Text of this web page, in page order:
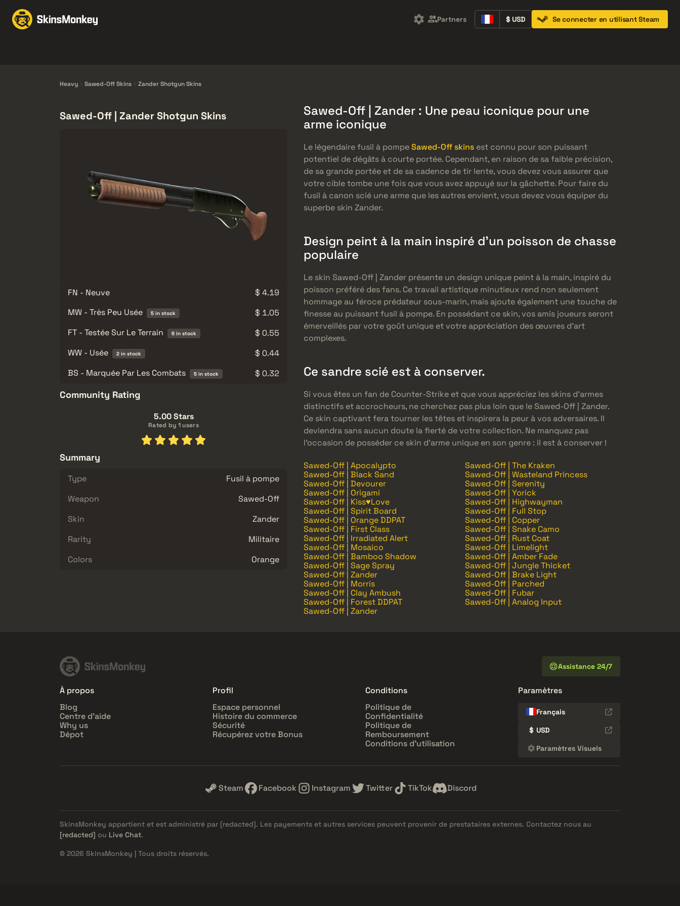
Partners $ USD Se connecter en utilisant Steam
Heavy Sawed-Off Skins Zander Shotgun Skins
Sawed-Off | Zander Shotgun Skins
FN - Neuve
$ 4.19
MW - Très Peu Usée
5 in stock
$ 1.05
FT - Testée Sur Le Terrain
6 in stock
$ 0.55
WW - Usée
2 in stock
$ 0.44
BS - Marquée Par Les Combats
5 in stock $ 0.32
Community Rating
5.00 Stars
Rated by 1 users
Summary
Type
Fusil à pompe
Weapon
Sawed-Off
Skin
Zander
Rarity
Militaire
Colors
Orange
Sawed-Off | Zander : Une peau iconique pour une
arme iconique
Le légendaire fusil à pompeSawed-Off skins est connu pour son puissant
potentiel de dégâts à courte portée. Cependant, en raison de sa faible précision,
de sa grande portée et de sa cadence de tir lente, vous devez vous assurer que
votre cible tombe une fois que vous avez appuyé sur la gâchette. Pour faire du
fusil à canon scié une arme que les autres envient, vous devez vous équiper du
superbe skin Zander.
Design peint à la main inspiré d’un poisson de chasse
populaire
Le skin Sawed-Off | Zander présente un design unique peint à la main, inspiré du
poisson préféré des fans. Ce travail artistique minutieux rend non seulement
hommage au féroce prédateur sous-marin, mais ajoute également une touche de
finesse au puissant fusil à pompe. En possédant ce skin, vos amis joueurs seront
émerveillés par votre goût unique et votre appréciation des œuvres d’art
complexes.
Ce sandre scié est à conserver.
Si vous êtes un fan de Counter-Strike et que vous appréciez les skins d’armes
distinctifs et accrocheurs, ne cherchez pas plus loin que le Sawed-Off | Zander.
Ce skin captivant fera tourner les têtes et inspirera la peur à vos adversaires. Il
deviendra sans aucun doute la fierté de votre collection. Ne manquez pas
l’occasion de posséder ce skin d’arme unique en son genre : il est à conserver !
Sawed-Off | Apocalypto
Sawed-Off | The Kraken
Sawed-Off | Black Sand
Sawed-Off | Wasteland Princess
Sawed-Off | Devourer
Sawed-Off | Serenity
Sawed-Off | Origami
Sawed-Off | Yorick
Sawed-Off | Kiss♥Love
Sawed-Off | Highwayman
Sawed-Off | Spirit Board
Sawed-Off | Full Stop
Sawed-Off | Orange DDPAT
Sawed-Off | Copper
Sawed-Off | First Class
Sawed-Off | Snake Camo
Sawed-Off | Irradiated Alert
Sawed-Off | Rust Coat
Sawed-Off | Mosaico
Sawed-Off | Limelight
Sawed-Off | Bamboo Shadow
Sawed-Off | Amber Fade
Sawed-Off | Sage Spray
Sawed-Off | Jungle Thicket
Sawed-Off | Zander
Sawed-Off | Brake Light
Sawed-Off | Morris
Sawed-Off | Parched
Sawed-Off | Clay Ambush
Sawed-Off | Fubar
Sawed-Off | Forest DDPAT
Sawed-Off | Analog Input
Sawed-Off | Zander
Assistance 24/7
À propos
Blog
Centre d'aide
Why us
Dépot
Profil
Espace personnel
Histoire du commerce
Sécurité
Récupérez votre Bonus
Conditions
Politique de
Confidentialité
Politique de
Remboursement
Conditions d'utilisation
Paramètres
Français
$ USD
Paramètres Visuels
Steam Facebook Instagram Twitter TikTok Discord
SkinsMonkey appartient et est administré par [redacted]. Les payements et autres services peuvent provenir de prestataires externes. Contactez nous au
[redacted] ou Live Chat.
© 2026 SkinsMonkey | Tous droits réservés.